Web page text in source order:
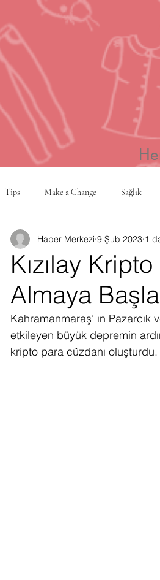
Tips Make a Change Sağlık
VPN şehir planlama Yapay
Firma Satınalma Hediye Çekilişi
Avrupa Birliği Enerji
Kızılay
Almaya
Haber Merkezi 9 Şub 2023 1
Kahramanmaraş’ ın
etkileyen büyük depremin
kripto para cüzdanı oluşturdu.